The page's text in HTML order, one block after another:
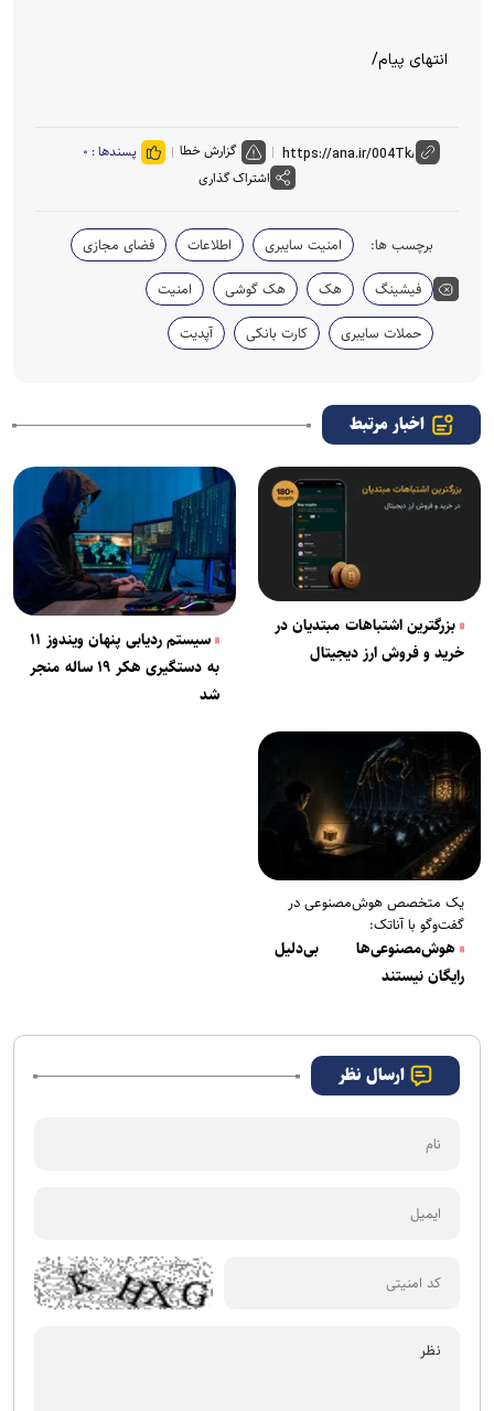
انتهای پیام/
گزارش خطا پسندها : ۰
اشتراک گذاری
برچسب ها: امنیت سایبری اطلاعات
فضای مجازی
فیشینگ
هک هک گوشی
امنیت
حملات سایبری
کارت بانکی آپدیت
اخبار مرتبط
بزرگترین اشتباهات مبتدیان در
خرید و فروش ارز دیجیتال
سیستم ردیابی پنهان ویندوز ۱۱
به دستگیری هکر ۱۹ ساله منجر
شد
یک متخصص هوش‌مصنوعی در
گفت‌وگو با آناتک:
هوش‌مصنوعی‌ها بی‌دلیل
رایگان نیستند
ارسال نظر